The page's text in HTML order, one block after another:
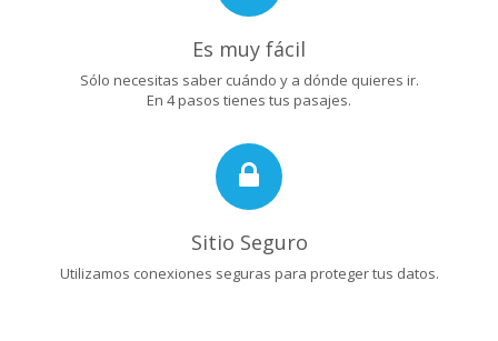
Es muy fácil
Sólo necesitas saber cuándo y a dónde quieres ir.
En 4 pasos tienes tus pasajes.
Sitio Seguro
Utilizamos conexiones seguras para proteger tus datos.